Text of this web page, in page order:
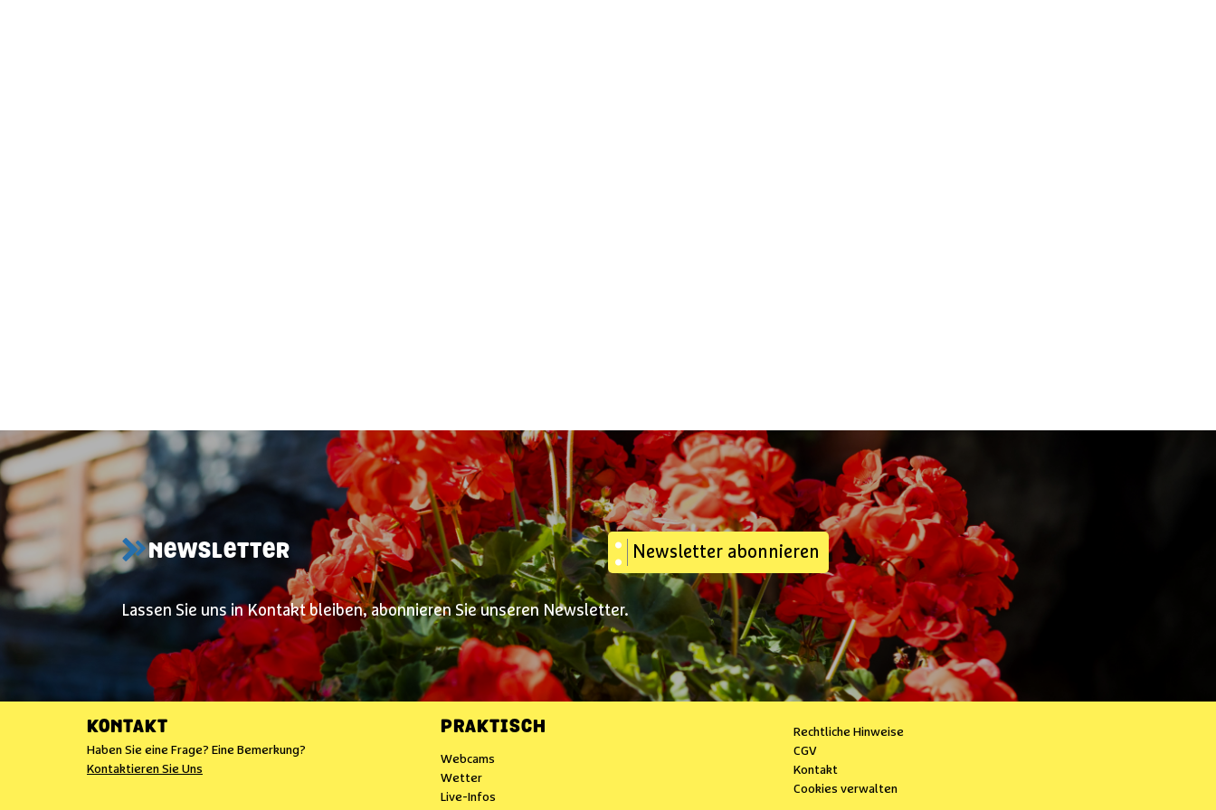
NEWSLETTER
Lassen Sie uns in Kontakt bleiben, abonnieren Sie unseren Newsletter.
Newsletter abonnieren
KONTAKT
Haben Sie eine Frage? Eine Bemerkung?
Kontaktieren Sie Uns
PRAKTISCH
Webcams
Wetter
Live-Infos
Rechtliche Hinweise
CGV
Kontakt
Cookies verwalten